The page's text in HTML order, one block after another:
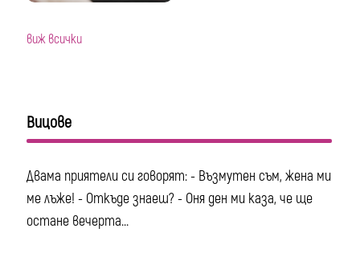
виж всички
Вицове
Двама приятели си говорят: - Възмутен съм, жена ми
ме лъже! - Откъде знаеш? - Оня ден ми каза, че ще
остане вечерта...